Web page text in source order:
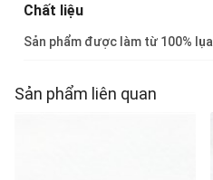
Chất liệu
Sản phẩm được làm từ 100% lụa
Sản phẩm liên quan